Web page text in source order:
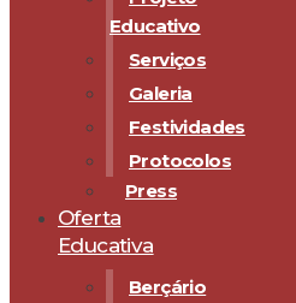
Educativo
Serviços
Galeria
Festividades
Protocolos
Press
Oferta
Educativa
Berçário